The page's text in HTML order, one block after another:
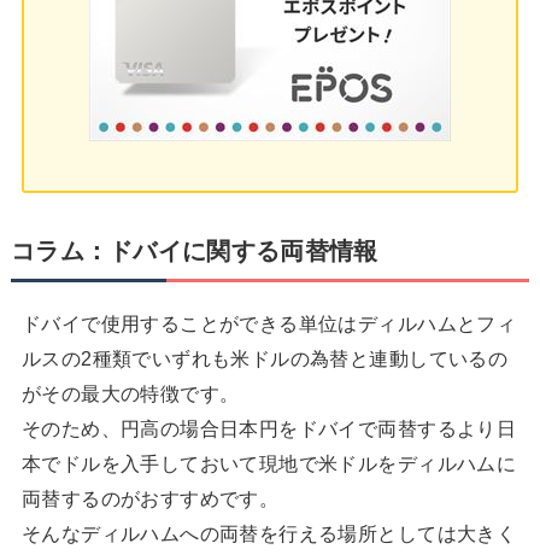
コラム：ドバイに関する両替情報
ドバイで使用することができる単位はディルハムとフィ
ルスの2種類でいずれも米ドルの為替と連動しているの
がその最大の特徴です。
そのため、円高の場合日本円をドバイで両替するより日
本でドルを入手しておいて現地で米ドルをディルハムに
両替するのがおすすめです。
そんなディルハムへの両替を行える場所としては大きく